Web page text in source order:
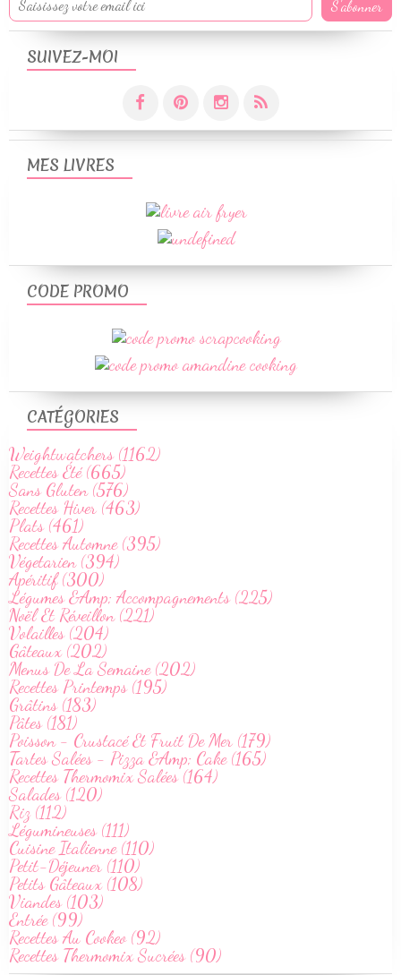
SUIVEZ-MOI
CATÉGORIES
Weightwatchers (1162)
Recettes Été (665)
Sans Gluten (576)
Recettes Hiver (463)
Plats (461)
Recettes Automne (395)
Végetarien (394)
Apéritif (300)
Légumes &Amp; Accompagnements (225)
Noël Et Réveillon (221)
Volailles (204)
Gâteaux (202)
Menus De La Semaine (202)
Recettes Printemps (195)
Grâtins (183)
Pâtes (181)
Poisson - Crustacé Et Fruit De Mer (179)
Tartes Salées - Pizza &Amp; Cake (165)
Recettes Thermomix Salées (164)
Salades (120)
Riz (112)
Légumineuses (111)
Cuisine Italienne (110)
Petit-Déjeuner (110)
Petits Gâteaux (108)
Viandes (103)
Entrée (99)
Recettes Au Cookeo (92)
Recettes Thermomix Sucrées (90)
MES LIVRES
CODE PROMO